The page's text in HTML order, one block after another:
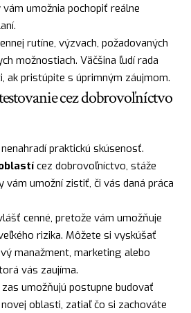
umožnia pochopiť reálne
rutíne, výzvach, požadovaných
možnostiach. Väčšina ľudí rada
ak pristúpite s úprimným záujmom.
cez dobrovoľníctvo
praktickú skúsenosť.
cez dobrovoľníctvo, stáže
vám umožní zistiť, či vás daná práca
cenné, pretože vám umožňuje
rizika. Môžete si vyskúšať
manažment, marketing alebo
vás zaujíma.
umožňujú postupne budovať
oblasti, zatiaľ čo si zachováte